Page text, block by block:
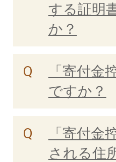
する証明
か？
「寄付金
ですか？
「寄付金
される住